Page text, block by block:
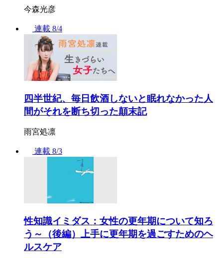
今森光彦
連載 8/4
四半世紀、毎日飲酒しないと眠れなかった人
間がそれを断ち切った顛末記
雨宮処凛
連載 8/3
性知識イミダス：女性の更年期について知ろ
う～（後編）上手に更年期を過ごすためのヘ
ルスケア